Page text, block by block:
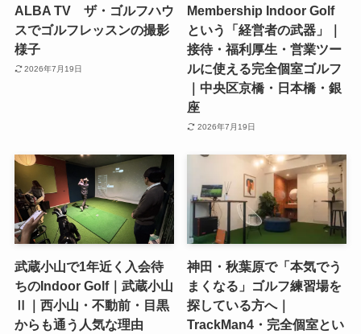
ALBA TV ザ・ゴルフハウ
スでゴルフレッスンの撮影
様子
2026年7月19日
Membership Indoor Golf
という「経営者の武器」｜
接待・福利厚生・営業ツー
ルに使える完全個室ゴルフ
｜中央区京橋・日本橋・銀
座
2026年7月19日
武蔵小山で1年近く入会待
ちのIndoor Golf｜武蔵小山
Ⅱ｜西小山・不動前・目黒
からも通う人気な理由
神田・秋葉原で「本気でう
まくなる」ゴルフ練習場を
探している方へ｜
TrackMan4・完全個室とい